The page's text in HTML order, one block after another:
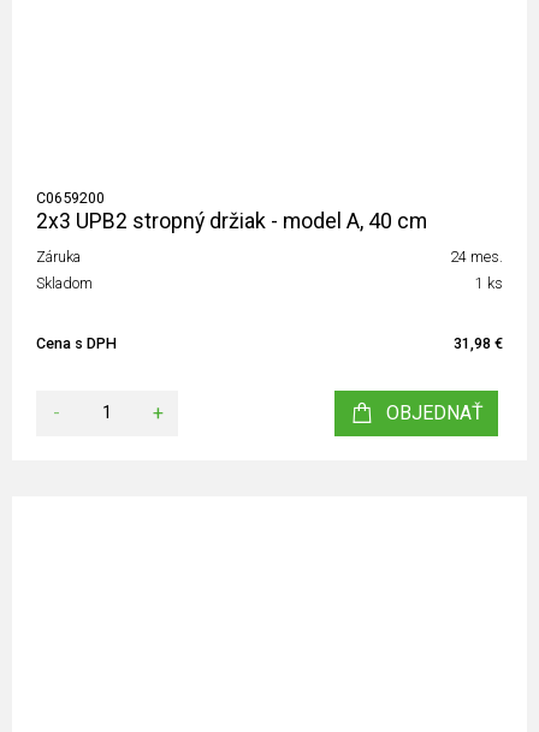
C0659200
2x3 UPB2 stropný držiak - model A, 40 cm
Záruka
24 mes.
Skladom
1 ks
Cena s DPH 31,98 €
- + OBJEDNAŤ